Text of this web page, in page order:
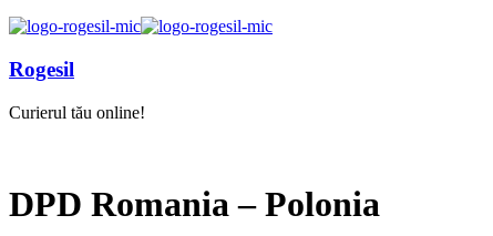
Rogesil
Curierul tău online!
DPD Romania – Polonia